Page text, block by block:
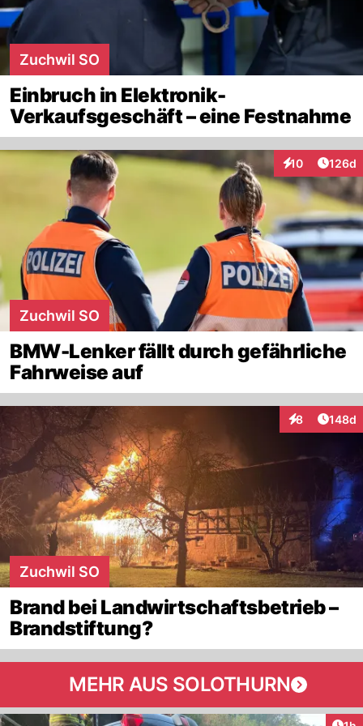
Zuchwil SO
Einbruch in Elektronik-
Verkaufsgeschäft – eine Festnahme
10
Interaktionen
126d
Zuchwil SO
BMW-Lenker fällt durch gefährliche
Fahrweise auf
8
Interaktionen
148d
Zuchwil SO
Brand bei Landwirtschaftsbetrieb –
Brandstiftung?
MEHR AUS SOLOTHURN